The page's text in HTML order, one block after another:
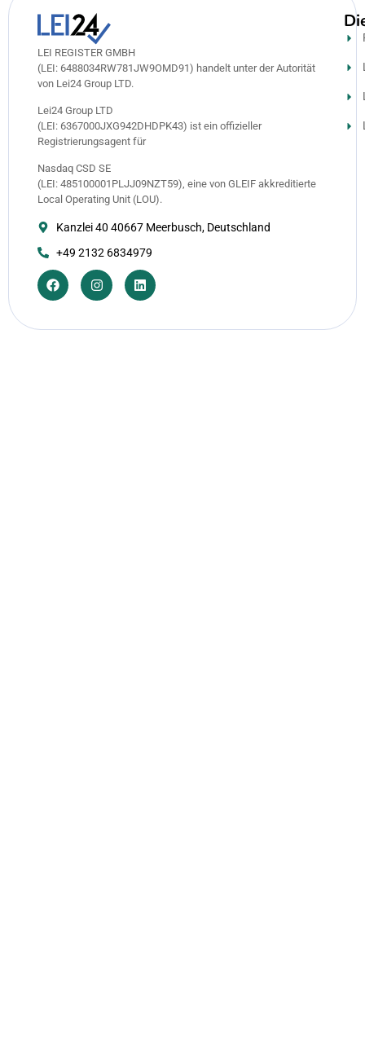
LEI REGISTER GMBH
(LEI: 6488034RW781JW9OMD91) handelt unter der Autorität
von Lei24 Group LTD.
Lei24 Group LTD
(LEI: 6367000JXG942DHDPK43) ist ein offizieller
Registrierungsagent für
Nasdaq CSD SE
(LEI: 485100001PLJJ09NZT59), eine von GLEIF akkreditierte
Local Operating Unit (LOU).
Kanzlei 40 40667 Meerbusch, Deutschland
+49 2132 6834979